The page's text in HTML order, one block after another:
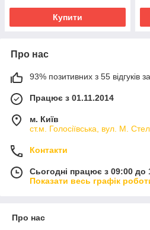
Купити
Про нас
93% позитивних з 55 відгуків
Працює з 01.11.2014
м. Київ
ст.м. Голосіївська, вул. М.
Контакти
Сьогодні працює з 09:00 до
Показати весь графік
Про нас